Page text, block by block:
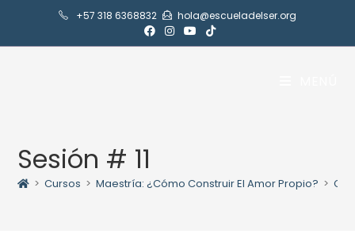
+57 318 6368832 hola@escueladelser.org
Sesión # 11
> Cursos > Maestría: ¿Cómo Construir El Amor Propio? >